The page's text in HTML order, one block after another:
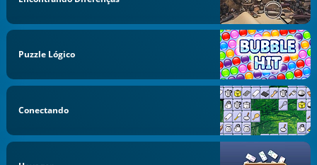
Puzzle Lógico
Conectando